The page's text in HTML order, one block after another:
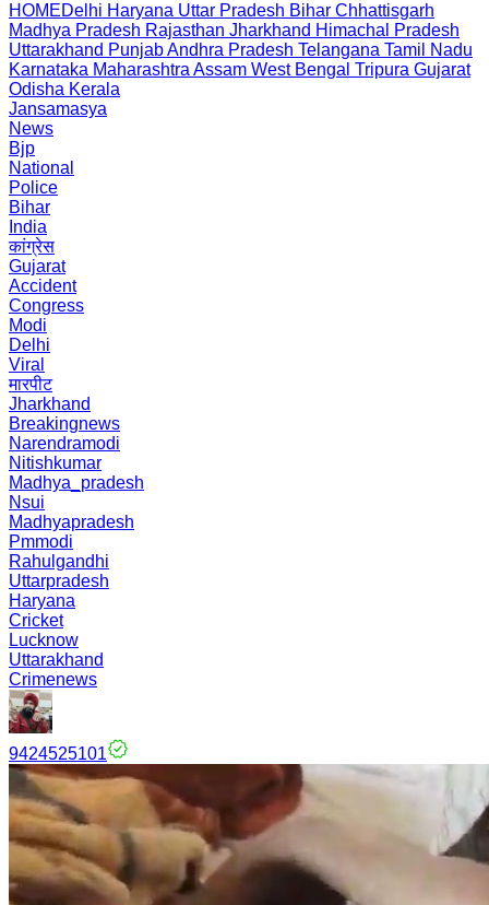
HOMEDelhi Haryana Uttar Pradesh Bihar Chhattisgarh
Madhya Pradesh Rajasthan Jharkhand Himachal Pradesh
Uttarakhand PunjabAndhra Pradesh Telangana Tamil Nadu
Karnataka Maharashtra Assam West Bengal Tripura Gujarat
Odisha Kerala
Jansamasya
News
Bjp
National
Police
Bihar
India
कांग्रेस
Gujarat
Accident
Congress
Modi
Delhi
Viral
मारपीट
Jharkhand
Breakingnews
Narendramodi
Nitishkumar
Madhya_pradesh
Nsui
Madhyapradesh
Pmmodi
Rahulgandhi
Uttarpradesh
Haryana
Cricket
Lucknow
Uttarakhand
Crimenews
9424525101